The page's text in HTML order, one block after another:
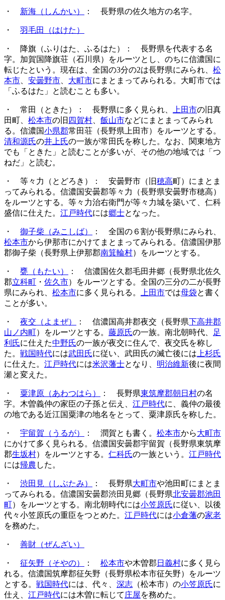
・ 新海（しんかい） ： 長野県の佐久地方の名字。
・ 羽毛田（はけた）
・ 降旗（ふりはた、ふるはた）： 長野県を代表する名
字。加賀国降旗荘（石川県）をルーツとし、のちに信濃国に
転じたという。現在は、全国の3分の2は長野県にみられ、 松
本市
安曇野市 大町市にまとまってみられる。大町市では
「ふるはた」と読むことも多い。
・ 常田（ときた）： 長野県に多く見られ、 上田市の旧真
田町、 松本市の旧 四賀村 飯山市などにまとまってみられ
る。信濃国小県郡常田荘（長野県上田市）をルーツとする。
清和源氏の井上氏の一族が常田氏を称した。なお、関東地方
でも「ときた」と読むことが多いが、その他の地域では「つ
ねだ」と読む。
・ 等々力（とどろき）： 安曇野市（旧穂高町）にまとま
ってみられる。信濃国安曇郡等々力（長野県安曇野市穂高）
をルーツとする。等々力治右衛門が等々力城を築いて、仁科
盛信に仕えた。 江戸時代には郷士となった。
・ 御子柴（みこしば）
： 全国の６割が長野県にみられ、
松本市から伊那市にかけてまとまってみられる。信濃国伊那
郡御子柴（長野県上伊那郡南箕輪村）をルーツとする。
・ 甕（もたい）
： 信濃国佐久郡毛田井郷（長野県北佐久
郡立科町 ・ 佐久市）をルーツとする。全国の三分の二が長野
県にみられ、 松本市に多く見られる。 上田市では母袋と書く
ことが多い。
・ 夜交（よまぜ） ： 信濃国高井郡夜交（長野県下高井郡
山ノ内町）をルーツとする。 藤原氏の一族。南北朝時代、
足
利氏に仕えた中野氏の一族が夜交に住んで、夜交氏を称し
た。 戦国時代には武田氏に従い、武田氏の滅亡後には 上杉氏
に仕えた。 江戸時代には米沢藩士となり、 明治維新後に夜間
瀬と変えた。
・ 粟津原（あわつはら） ： 長野県東筑摩郡朝日村の名
字。木曽義仲の家臣の子孫と伝え、 江戸時代に、義仲の最後
の地である近江国粟津の地名をとって、粟津原氏を称した。
・ 宇留賀（うるが） ： 潤賀とも書く。 松本市から大町市
にかけて多く見られる。信濃国安曇郡宇留賀（長野県東筑摩
郡生坂村）をルーツとする。 仁科氏の一族という。 江戸時代
には帰農 した。
・ 渋田見（しぶたみ） ： 長野県大町市や池田町にまとま
ってみられる。信濃国安曇郡渋田見郷（長野県北安曇郡池田
町）をルーツとする。南北朝時代には小笠原氏に従い、以後
代々小笠原氏の重臣をつとめた。 江戸時代には小倉藩の家老
を務めた。
・ 善財（ぜんざい）
・ 征矢野（そやの） ： 松本市や木曽郡 日義村に多く見ら
れる。信濃国筑摩郡征矢野（長野県松本市征矢野）をルーツ
とする。 戦国時代には、代々、 深志 （松本市）の小笠原氏に
仕え、 江戸時代には木曽に転じて 庄屋を務めた。